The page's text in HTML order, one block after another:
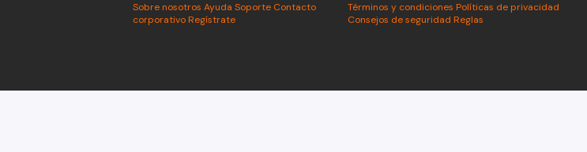
Sobre nosotros Ayuda Soporte Contacto
corporativo Regístrate
Términos y condiciones Políticas de privacidad
Consejos de seguridad Reglas